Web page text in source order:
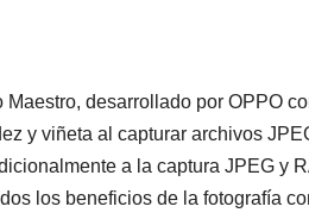
desarrollado por OPPO
y viñeta al capturar archivos
a la captura JPEG y
los beneficios de la fotografía